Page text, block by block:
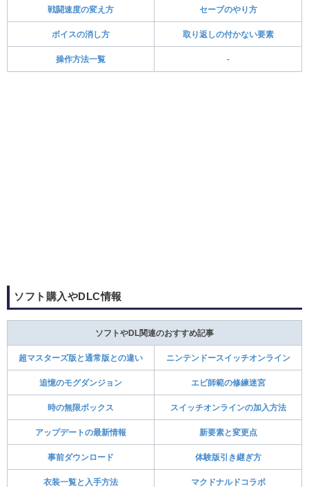
戦闘速度の変え方 セーブのやり方
ボイスの消し方 取り返しの付かない要素
操作方法一覧 -
ソフト購入やDLC情報
ソフトやDL関連のおすすめ記事
超マスターズ版と通常版との違い ニンテンドースイッチオンライン
追憶のモグダンジョン エビ師範の修練迷宮
時の無限ボックス スイッチオンラインの加入方法
アップデートの最新情報 新要素と変更点
事前ダウンロード 体験版引き継ぎ方
衣装一覧と入手方法 マクドナルドコラボ